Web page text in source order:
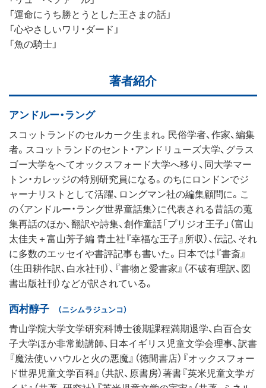
「運命にうち勝とうとした王さまの話」
「心やさしいワリ・ダード」
「魚の騎士」
著者紹介
アンドルー・ラング
スコットランドのセルカーク生まれ。民俗学者、作家、編集
者。スコットランドのセント・アンドリューズ大学、グラス
ゴー大学をへてオックスフォード大学へ移り、同大学マー
トン・カレッジの特別研究員になる。のちにロンドンでジ
ャーナリストとして活躍、ロングマン社の編集顧問に。こ
の〈アンドルー・ラング世界童話集〉に代表される昔話の蒐
集再話のほか、翻訳や詩集、創作童話「プリジオ王子」（富山
太佳夫＋富山芳子編 青土社『幸福な王子』所収）、伝記、それ
に多数のエッセイや書評記事も書いた。日本では『書斎』
（生田耕作訳、白水社刊）、『書物と愛書家』（不破有理訳、図
書出版社刊）などが訳されている。
西村醇子 （ニシムラジュンコ）
青山学院大学文学研究科博士後期課程満期退学、白百合女
子大学ほか非常勤講師、日本イギリス児童文学会理事、訳書
『魔法使いハウルと火の悪魔』（徳間書店）『オックスフォー
ド世界児童文学百科』（共訳、原書房）著書『英米児童文学ガ